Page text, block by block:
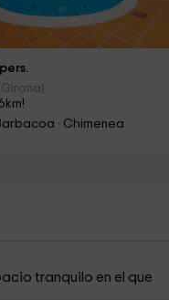
· Chimenea
tranquilo en el que